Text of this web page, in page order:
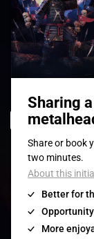
© 2008-2026-
POLICY|ALGEMENE
Contact:GENERAL|
NEIGHBOURS
Photos: Ann